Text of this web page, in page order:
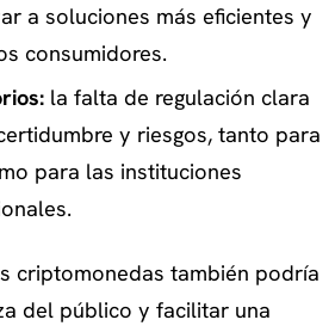
a soluciones más eficientes y
consumidores.
la falta de regulación clara
y riesgos, tanto para
para las instituciones
criptomonedas también podría
del público y facilitar una